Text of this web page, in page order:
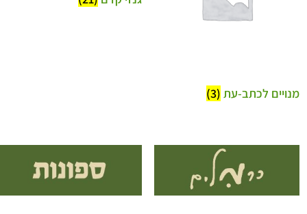
מנויים לכתב-עת (3)